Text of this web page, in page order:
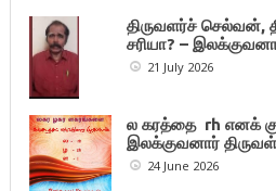
திருவளர்ச் செல்வன்,
சரியா? –
21 July 2026
ல கரத்தை rh எனக்
இலக்குவனார்
24 June 2026